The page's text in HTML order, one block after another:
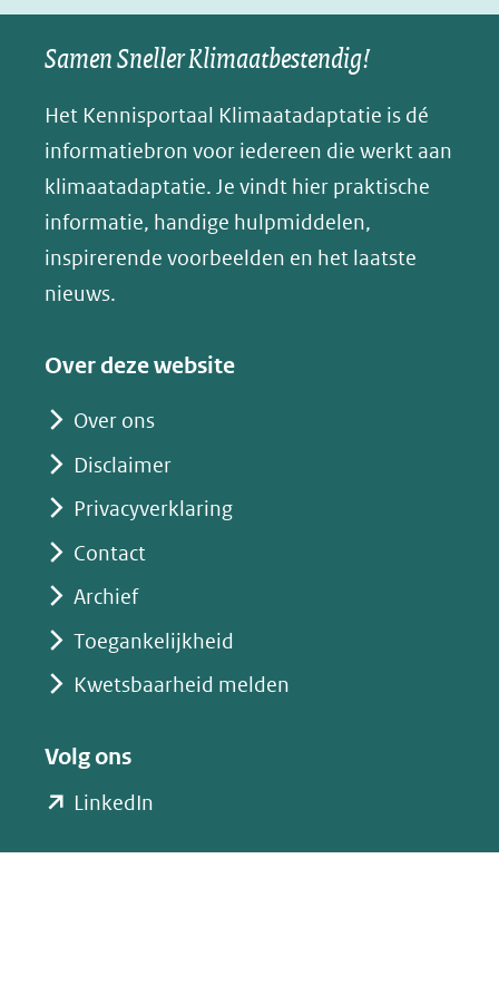
naar
een
website)
naar
een
website)
naar
een
website)
e
s
y
(opent
in
nieuw
venster)
nieuw
venster)
naar
een
andere
website)
Samen Sneller Klimaatbestendig!
Het Kennisportaal Klimaatadaptatie is dé
informatiebron voor iedereen die werkt aan
klimaatadaptatie. Je vindt hier praktische
informatie, handige hulpmiddelen,
inspirerende voorbeelden en het laatste
nieuws.
Over deze website
Over ons
Disclaimer
Privacyverklaring
Contact
Archief
Toegankelijkheid
Kwetsbaarheid melden
Volg ons
LinkedIn